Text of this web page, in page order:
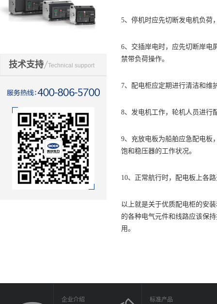
技术支持 Technical support
5、停机时应先切断发电机负荷
6、交插岸电时，应先切断岸电
禁带负荷操作。
7、配电柜应定期进行清洁和维
8、发电机工作，轮机人员进行
9、充放电板为船舶应急配电板
饱和稳压器的工作状况。
10、正常航行时，配电板上各
以上就是关于优质配电柜的安
的各种电气元件和线路应该保
用。
企业介绍 标准产品